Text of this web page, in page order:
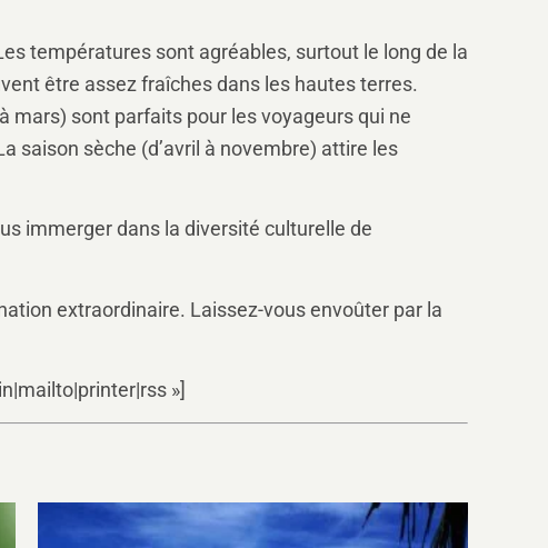
températures sont agréables, surtout le long de la
être assez fraîches dans les hautes terres.
mars) sont parfaits pour les voyageurs qui ne
saison sèche (d’avril à novembre) attire les
immerger dans la diversité culturelle de
extraordinaire. Laissez-vous envoûter par la
»]